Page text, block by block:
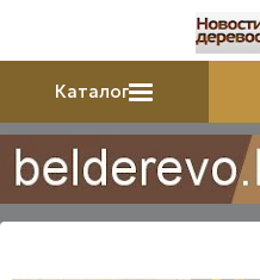
Каталог